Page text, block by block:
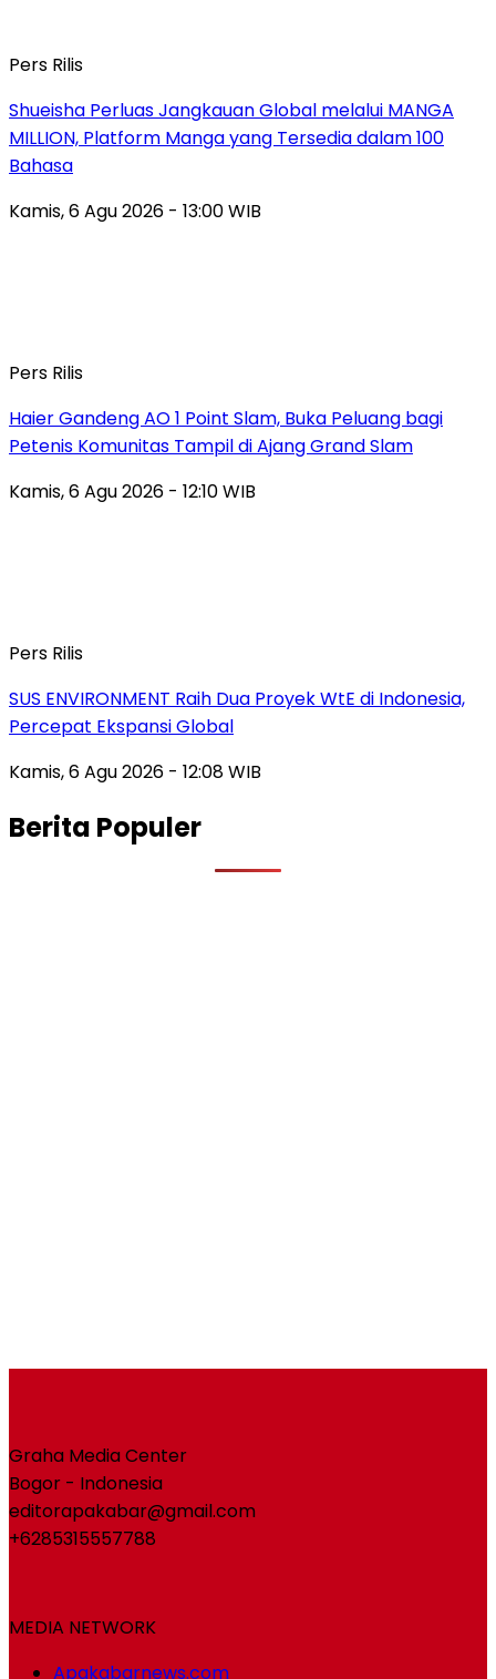
Pers Rilis
Shueisha Perluas Jangkauan Global melalui MANGA
MILLION, Platform Manga yang Tersedia dalam 100
Bahasa
Kamis, 6 Agu 2026 - 13:00 WIB
Pers Rilis
Haier Gandeng AO 1 Point Slam, Buka Peluang bagi
Petenis Komunitas Tampil di Ajang Grand Slam
Kamis, 6 Agu 2026 - 12:10 WIB
Pers Rilis
SUS ENVIRONMENT Raih Dua Proyek WtE di Indonesia,
Percepat Ekspansi Global
Kamis, 6 Agu 2026 - 12:08 WIB
Berita Populer
Graha Media Center
Bogor - Indonesia
editorapakabar@gmail.com
+6285315557788
MEDIA NETWORK
Apakabarnews.com